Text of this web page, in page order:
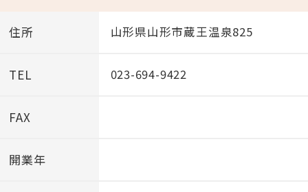
住所 山形県山形市蔵王温泉825
TEL 023-694-9422
FAX
開業年